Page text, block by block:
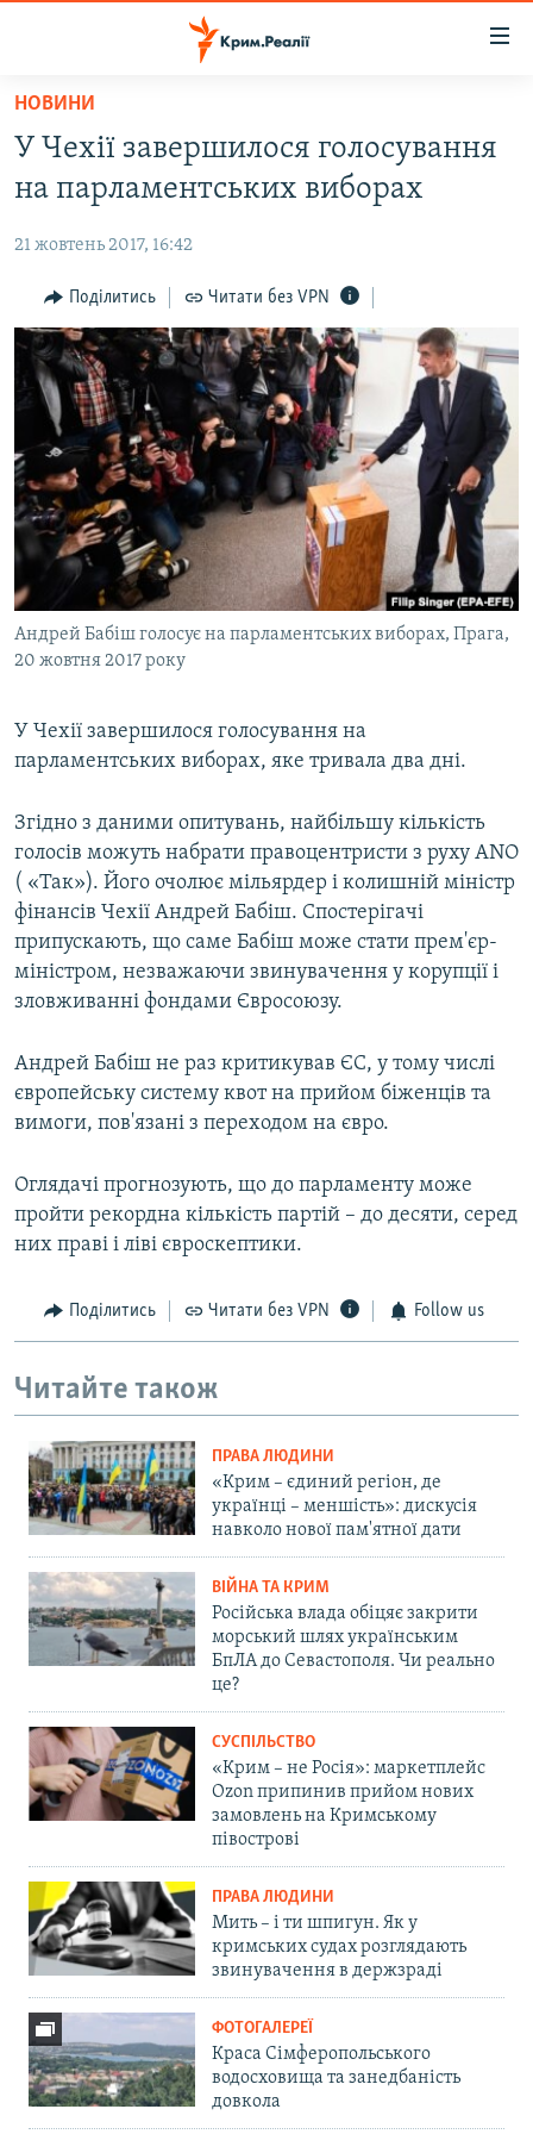
Перейти
основного
матеріалу
до
навігації
Перейти
пошуку
ВІДЕО ТА ФОТО
ПОЛІТИКА
БЛОГИ
ПОГЛЯД
ІНТЕРВ'Ю
ВСЕ ЗА ДЕНЬ
СПЕЦПРОЕКТИ
ДЕПОРТАЦІЯ
ВІДЕОУРОКИ «ELIFBE»
СВІДЧЕННЯ ОКУПАЦІЇ
УКРАЇНСЬКА ПРОБЛЕМА КРИМУ
ЯК ОБІЙТИ БЛОКУВАННЯ
Русский
Qırımtatar
НОВИНИ
У Чехії завершилося голосування
на парламентських виборах
21 жовтень 2017, 16:42
Поділитись Читати без VPN
Андрей Бабіш голосує на парламентських виборах, Прага,
20 жовтня 2017 року
У Чехії завершилося голосування на
парламентських виборах, яке тривала два дні.
Згідно з даними опитувань, найбільшу кількість
голосів можуть набрати правоцентристи з руху ANO
( «Так»). Його очолює мільярдер і колишній міністр
фінансів Чехії Андрей Бабіш. Спостерігачі
припускають, що саме Бабіш може стати прем'єр-
міністром, незважаючи звинувачення у корупції і
зловживанні фондами Євросоюзу.
Андрей Бабіш не раз критикував ЄС, у тому числі
європейську систему квот на прийом біженців та
вимоги, пов'язані з переходом на євро.
Оглядачі прогнозують, що до парламенту може
пройти рекордна кількість партій – до десяти, серед
них праві і ліві євроскептики.
Поділитись Читати без VPN Follow us
Читайте також
ПРАВА ЛЮДИНИ
«Крим – єдиний регіон, де
українці – меншість»: дискусія
навколо нової пам'ятної дати
ВІЙНА ТА КРИМ
Російська влада обіцяє закрити
морський шлях українським
БпЛА до Севастополя. Чи реально
це?
СУСПІЛЬСТВО
«Крим – не Росія»: маркетплейс
Ozon припинив прийом нових
замовлень на Кримському
півострові
ПРАВА ЛЮДИНИ
Мить – і ти шпигун. Як у
кримських судах розглядають
звинувачення в держзраді
ФОТОГАЛЕРЕЇ
Краса Сімферопольського
водосховища та занедбаність
довкола